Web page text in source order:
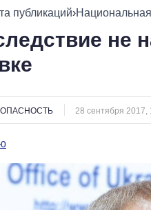
ВСЕ ПОЛИТИКИ ПРЕЗИДЕНТ И
публикаций›
не
28 сентября 2017,